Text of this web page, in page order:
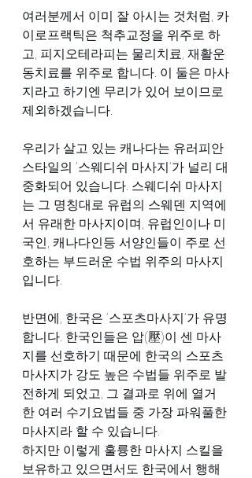
여러분께서 이미 잘 아시는 것처럼, 카
이로프랙틱은 척추교정을 위주로 하
고, 피지오테라피는 물리치료, 재활운
동치료를 위주로 합니다. 이 둘은 마사
지라고 하기엔 무리가 있어 보이므로
제외하겠습니다.
우리가 살고 있는 캐나다는 유러피안
스타일의 ‘스웨디쉬 마사지’가 널리 대
중화되어 있습니다. 스웨디쉬 마사지
는 그 명칭대로 유럽의 스웨덴 지역에
서 유래한 마사지이며, 유럽인이나 미
국인, 캐나다인등 서양인들이 주로 선
호하는 부드러운 수법 위주의 마사지
입니다.
반면에, 한국은 ‘스포츠마사지’가 유명
합니다. 한국인들은 압(壓)이 센 마사
지를 선호하기 때문에 한국의 스포츠
마사지가 강도 높은 수법들 위주로 발
전하게 되었고, 그 결과로 위에 열거
한 여러 수기요법들 중 가장 파워풀한
마사지라 할 수 있습니다.
하지만 이렇게 훌륭한 마사지 스킬을
보유하고 있으면서도 한국에서 행해